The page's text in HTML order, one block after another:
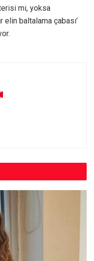
mi, yoksa
baltalama çabası’